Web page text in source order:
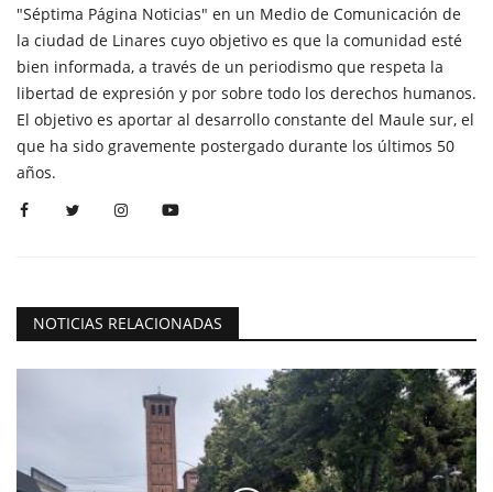
"Séptima Página Noticias" en un Medio de Comunicación de
la ciudad de Linares cuyo objetivo es que la comunidad esté
bien informada, a través de un periodismo que respeta la
libertad de expresión y por sobre todo los derechos humanos.
El objetivo es aportar al desarrollo constante del Maule sur, el
que ha sido gravemente postergado durante los últimos 50
años.
NOTICIAS RELACIONADAS